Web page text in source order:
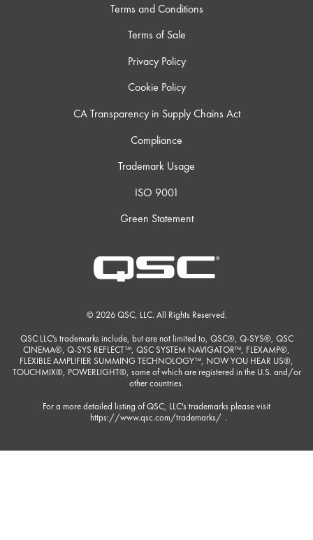
Terms and Conditions
Terms of Sale
Privacy Policy
Cookie Policy
CA Transparency in Supply Chains Act
Compliance
Trademark Usage
ISO 9001
Green Statement
© 2026 QSC, LLC. All Rights Reserved.
QSC LLC's trademarks include, but are not limited to, QSC®, Q-SYS®, QSC
CINEMA®, Q-SYS REFLECT™, QSC SYSTEM NAVIGATOR™, FLEXAMP®,
FLEXIBLE AMPLIFIER SUMMING TECHNOLOGY™, NOW YOU HEAR US®,
TOUCHMIX®, POWERLIGHT®, some of which are registered in the U.S. and/or
other countries.
For a more detailed listing of QSC, LLC's trademarks please visit
https://www.qsc.com/trademarks/ .